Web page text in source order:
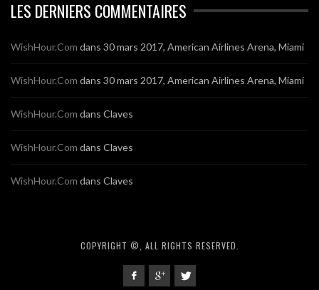
LES DERNIERS COMMENTAIRES
WishHour.Com dans 30 mars 2017, American Airlines Arena, Miami
WishHour.Com dans 30 mars 2017, American Airlines Arena, Miami
WishHour.Com dans Claves
WishHour.Com dans Claves
WishHour.Com dans Claves
COPYRIGHT ©, ALL RIGHTS RESERVED.